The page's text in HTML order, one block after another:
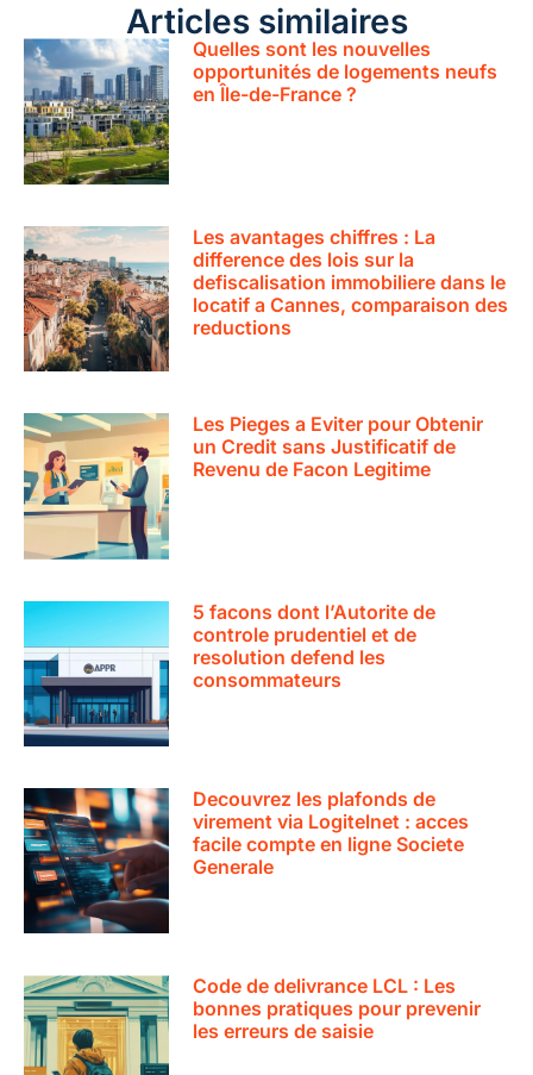
Articles similaires
Quelles sont les nouvelles
opportunités de logements neufs
en Île-de-France ?
Les avantages chiffres : La
difference des lois sur la
defiscalisation immobiliere dans le
locatif a Cannes, comparaison des
reductions
Les Pieges a Eviter pour Obtenir
un Credit sans Justificatif de
Revenu de Facon Legitime
5 facons dont l’Autorite de
controle prudentiel et de
resolution defend les
consommateurs
Decouvrez les plafonds de
virement via Logitelnet : acces
facile compte en ligne Societe
Generale
Code de delivrance LCL : Les
bonnes pratiques pour prevenir
les erreurs de saisie